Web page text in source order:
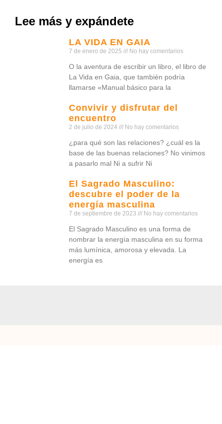
Lee más y expándete
LA VIDA EN GAIA
7 de enero de 2025 No hay comentarios
O la aventura de escribir un libro, el libro de
La Vida en Gaia, que también podría
llamarse «Manual básico para la
Convivir y disfrutar del
encuentro
2 de julio de 2024 No hay comentarios
¿para qué son las relaciones? ¿cuál es la
base de las buenas relaciones? No vinimos
a pasarlo mal Ni a sufrir Ni
El Sagrado Masculino:
descubre el poder de la
energía masculina
7 de septiembre de 2023 No hay comentarios
El Sagrado Masculino es una forma de
nombrar la energía masculina en su forma
más lumínica, amorosa y elevada. La
energía es